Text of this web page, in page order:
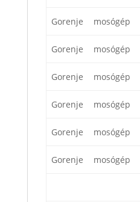
Gorenje mosógép
Gorenje mosógép
Gorenje mosógép
Gorenje mosógép
Gorenje mosógép
Gorenje mosógép